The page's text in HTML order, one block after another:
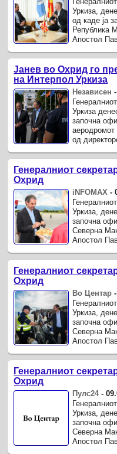
Уркиза,
од каде ја
Република
Апостол
безбедност
Јанев во Охрид го
на Интерпол Уркиза
Независен
Уркиза
започна
од
Генералниот
Охрид
iNFOMAX -
Уркиза,
започна
Северна
Апостол
Генералниот
Охрид
Во Центар
Уркиза,
започна
Северна
Апостол
Генералниот
Охрид
Пулс24-
Уркиза,
започна
Северна
Апостол